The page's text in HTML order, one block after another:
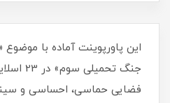
این پاورپوینت آماده با موضوع
جنگ
فضایی حماسی، احساسی و